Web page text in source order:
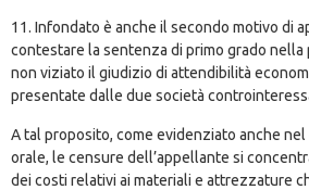
11. Infondato è anche il secondo motivo di
contestare la sentenza di primo grado nella
non viziato il giudizio di attendibilità
presentate dalle due società
A tal proposito, come evidenziato anche
orale, le censure dell’appellante si
dei costi relativi ai materiali e attrezzature